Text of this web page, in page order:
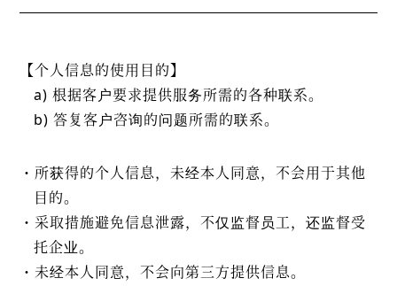
【个人信息的使用目的】
a) 根据客户要求提供服务所需的各种联系。
b) 答复客户咨询的问题所需的联系。
所获得的个人信息，未经本人同意，不会用于其他
目的。
采取措施避免信息泄露，不仅监督员工，还监督受
托企业。
未经本人同意，不会向第三方提供信息。